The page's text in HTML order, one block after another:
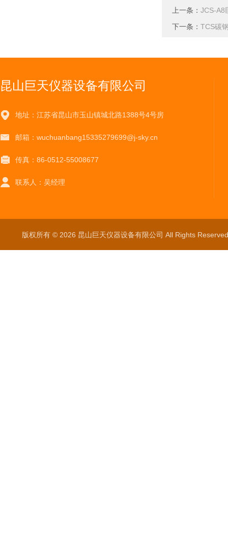
上一条： JCS-A8
下一条： TCS碳
昆山巨天仪器设备有限公司
地址：江苏省昆山市玉山镇城北路1388号4号房
邮箱：wuchuanbang15335279699@j-sky.cn
传真：86-0512-55008677
联系人：吴经理
版权所有 © 2026 昆山巨天仪器设备有限公司 All Rights